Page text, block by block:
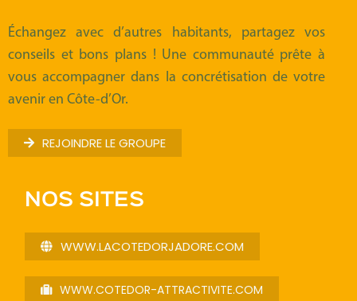
Échangez avec d’autres habitants, partagez vos
conseils et bons plans ! Une communauté prête à
vous accompagner dans la concrétisation de votre
avenir en Côte-d’Or.
REJOINDRE LE GROUPE
NOS SITES
WWW.LACOTEDORJADORE.COM
WWW.COTEDOR-ATTRACTIVITE.COM